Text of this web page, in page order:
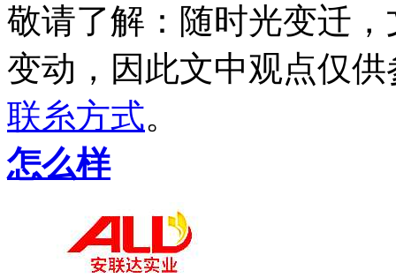
敬请了解 ：随时光变迁
变动，因此文中观点仅供
联糸方式。
怎么样